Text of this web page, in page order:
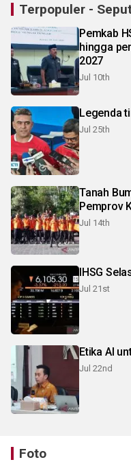
Terpopuler -
Pemkab
hingga
2027
Jul 10th
Legenda
Jul 25th
Tanah
Pemprov
Jul 14th
IHSG
Jul 21st
Etika AI
Jul 22nd
Foto